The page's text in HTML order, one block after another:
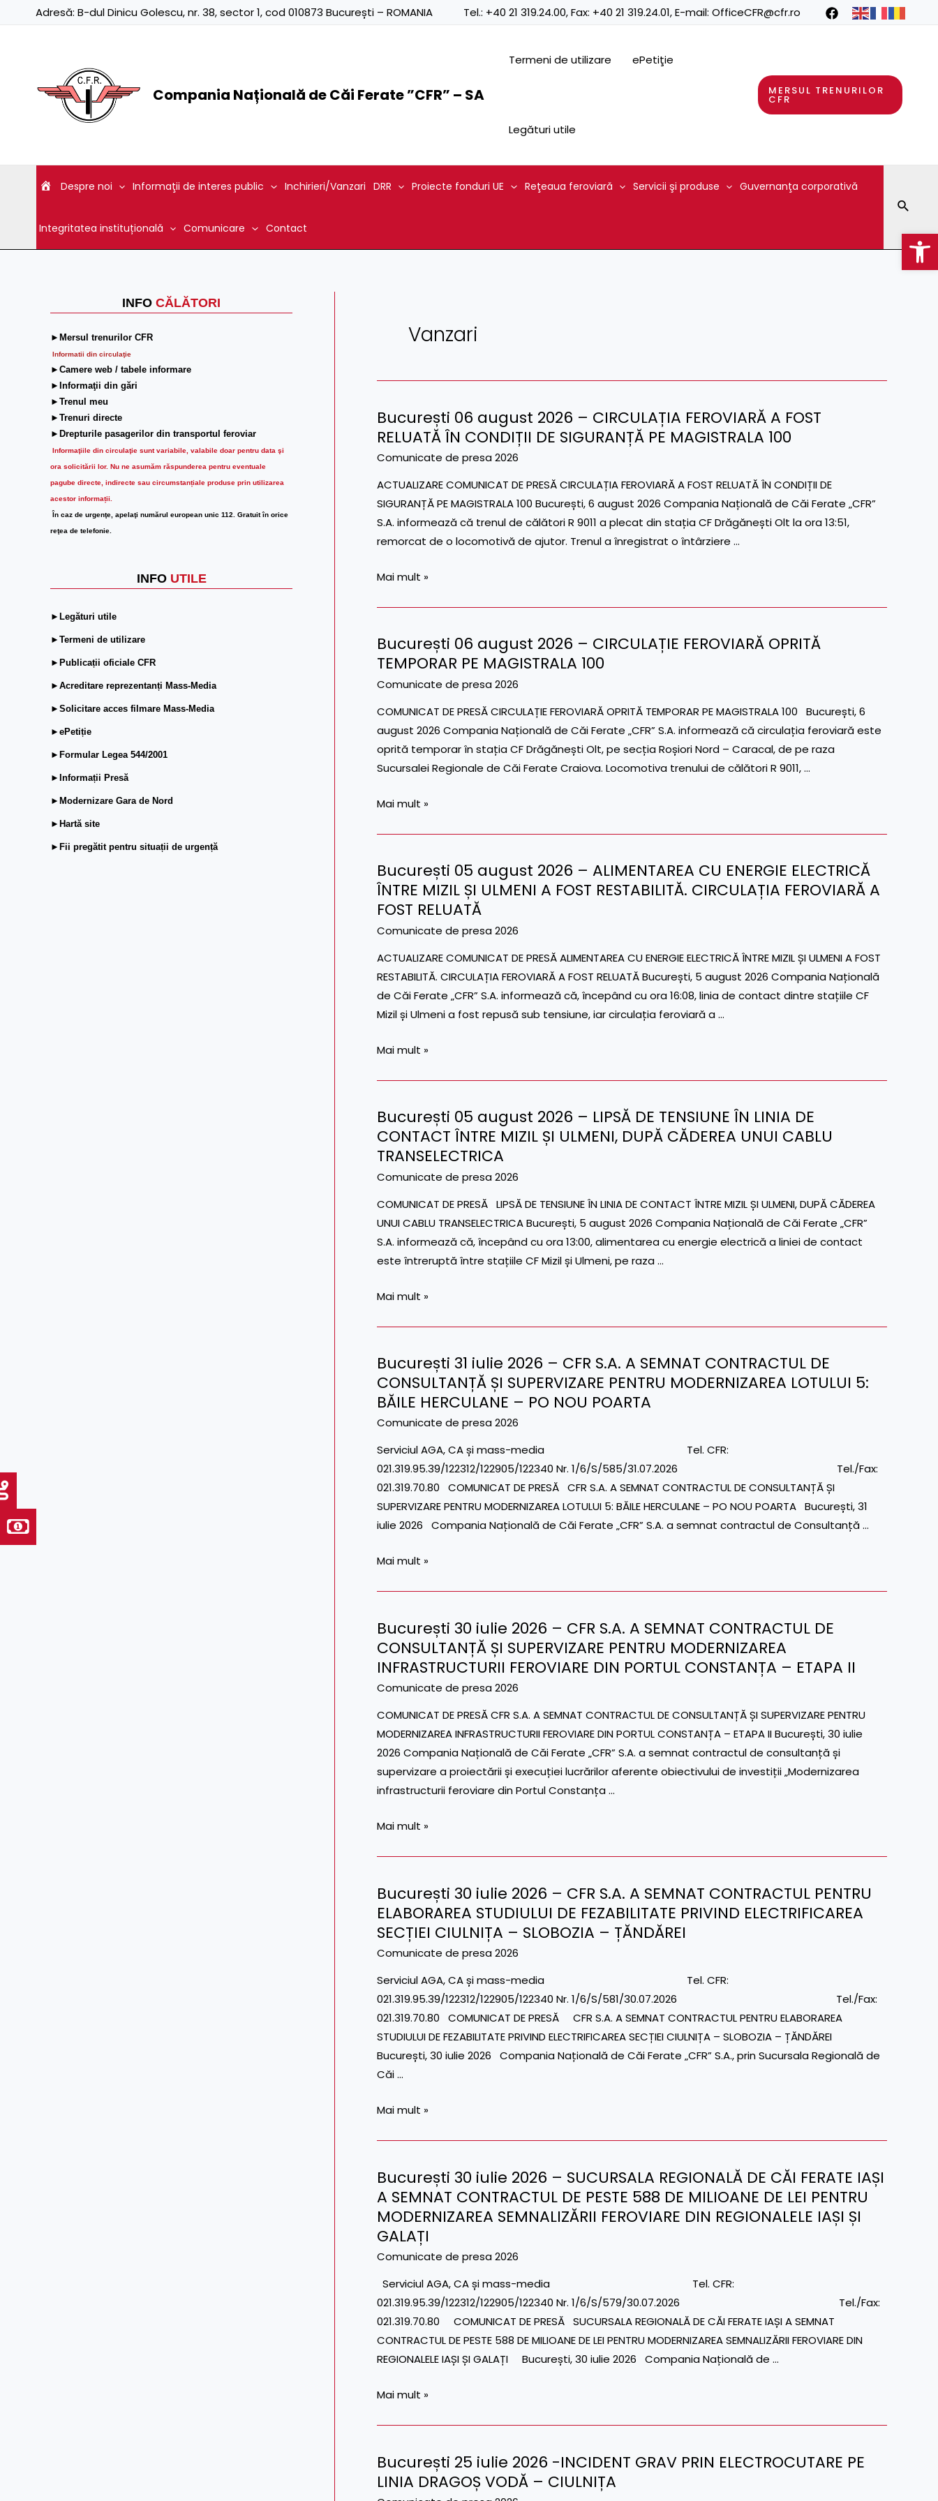
Adresă: B-dul Dinicu Golescu, nr. 38, sector 1, cod 010873 București – ROMANIA Tel.: +40 21 319.24.00, Fax: +40 21 319.24.01, E-mail: OfficeCFR@cfr.ro
Compania Națională de Căi Ferate ”CFR” – SA
Termeni de utilizare ePetiţie
Legături utile
MERSUL TRENURILOR
CFR
Despre noi Informaţii de interes public Inchirieri/Vanzari DRR Proiecte fonduri UE Reţeaua feroviară Servicii şi produse Guvernanţa corporativă
Integritatea instituțională Comunicare Contact
INFO CĂLĂTORI
►Mersul trenurilor CFR
Informatii din circulaţie
►Camere web / tabele informare
►Informaţii din gări
►Trenul meu
►Trenuri directe
►Drepturile pasagerilor din transportul feroviar
Informaţiile din circulaţie sunt variabile, valabile doar pentru data şi
ora solicitării lor. Nu ne asumăm răspunderea pentru eventuale
pagube directe, indirecte sau circumstanțiale produse prin utilizarea
acestor informații.
În caz de urgenţe, apelaţi numărul european unic 112. Gratuit în orice
reţea de telefonie.
INFO UTILE
►Legături utile
►Termeni de utilizare
►Publicații oficiale CFR
►Acreditare reprezentanți Mass-Media
►Solicitare acces filmare Mass-Media
►ePetiție
►Formular Legea 544/2001
►Informații Presă
►Modernizare Gara de Nord
►Hartă site
►Fii pregătit pentru situații de urgență
Vanzari
București 06 august 2026 – CIRCULAȚIA FEROVIARĂ A FOST
RELUATĂ ÎN CONDIȚII DE SIGURANȚĂ PE MAGISTRALA 100
Comunicate de presa 2026
ACTUALIZARE COMUNICAT DE PRESĂ CIRCULAȚIA FEROVIARĂ A FOST RELUATĂ ÎN CONDIȚII DE
SIGURANȚĂ PE MAGISTRALA 100 București, 6 august 2026 Compania Națională de Căi Ferate „CFR”
S.A. informează că trenul de călători R 9011 a plecat din stația CF Drăgănești Olt la ora 13:51,
remorcat de o locomotivă de ajutor. Trenul a înregistrat o întârziere …
București
06
august
–
CIRCULAȚIA
FEROVIARĂ
A
RELUATĂ
ÎN
DE
SIGURANȚĂ
PE
100
Mai mult »
București 06 august 2026 – CIRCULAȚIE FEROVIARĂ OPRITĂ
TEMPORAR PE MAGISTRALA 100
Comunicate de presa 2026
COMUNICAT DE PRESĂ CIRCULAȚIE FEROVIARĂ OPRITĂ TEMPORAR PE MAGISTRALA 100 București, 6
august 2026 Compania Națională de Căi Ferate „CFR” S.A. informează că circulația feroviară este
oprită temporar în stația CF Drăgănești Olt, pe secția Roșiori Nord – Caracal, de pe raza
Sucursalei Regionale de Căi Ferate Craiova. Locomotiva trenului de călători R 9011, …
București
06
august
–
CIRCULAȚIE
FEROVIARĂ
OPRITĂ
PE
MAGISTRALA
Mai mult »
București 05 august 2026 – ALIMENTAREA CU ENERGIE ELECTRICĂ
ÎNTRE MIZIL ȘI ULMENI A FOST RESTABILITĂ. CIRCULAȚIA FEROVIARĂ A
FOST RELUATĂ
Comunicate de presa 2026
ACTUALIZARE COMUNICAT DE PRESĂ ALIMENTAREA CU ENERGIE ELECTRICĂ ÎNTRE MIZIL ȘI ULMENI A FOST
RESTABILITĂ. CIRCULAȚIA FEROVIARĂ A FOST RELUATĂ București, 5 august 2026 Compania Națională
de Căi Ferate „CFR” S.A. informează că, începând cu ora 16:08, linia de contact dintre stațiile CF
Mizil și Ulmeni a fost repusă sub tensiune, iar circulația feroviară a …
București
05
august
2026
ALIMENTAREA
CU
ENERGIE
ELECTRICĂ
MIZIL
ȘI
A
FOST
RESTABILITĂ.
CIRCULAȚIA
A
FOST
RELUATĂ
Mai mult »
București 05 august 2026 – LIPSĂ DE TENSIUNE ÎN LINIA DE
CONTACT ÎNTRE MIZIL ȘI ULMENI, DUPĂ CĂDEREA UNUI CABLU
TRANSELECTRICA
Comunicate de presa 2026
COMUNICAT DE PRESĂ LIPSĂ DE TENSIUNE ÎN LINIA DE CONTACT ÎNTRE MIZIL ȘI ULMENI, DUPĂ CĂDEREA
UNUI CABLU TRANSELECTRICA București, 5 august 2026 Compania Națională de Căi Ferate „CFR”
S.A. informează că, începând cu ora 13:00, alimentarea cu energie electrică a liniei de contact
este întreruptă între stațiile CF Mizil și Ulmeni, pe raza …
București
05
august
2026
LIPSĂ
DE
TENSIUNE
ÎN
DE
MIZIL
ȘI
ULMENI,
DUPĂ
UNUI
CABLU
TRANSELECTRICA
Mai mult »
București 31 iulie 2026 – CFR S.A. A SEMNAT CONTRACTUL DE
CONSULTANȚĂ ȘI SUPERVIZARE PENTRU MODERNIZAREA LOTULUI 5:
BĂILE HERCULANE – PO NOU POARTA
Comunicate de presa 2026
Serviciul AGA, CA și mass-media Tel. CFR:
021.319.95.39/122312/122905/122340 Nr. 1/6/S/585/31.07.2026 Tel./Fax:
021.319.70.80 COMUNICAT DE PRESĂ CFR S.A. A SEMNAT CONTRACTUL DE CONSULTANȚĂ ȘI
SUPERVIZARE PENTRU MODERNIZAREA LOTULUI 5: BĂILE HERCULANE – PO NOU POARTA București, 31
iulie 2026 Compania Națională de Căi Ferate „CFR” S.A. a semnat contractul de Consultanță …
București
31
iulie
2026
CFR
S.A.
A
SEMNAT
CONTRACTUL
CONSULTANȚĂ
ȘI
PENTRU
MODERNIZAREA
LOTULUI
5:
HERCULANE
–
PO
NOU
POARTA
Mai mult »
București 30 iulie 2026 – CFR S.A. A SEMNAT CONTRACTUL DE
CONSULTANȚĂ ȘI SUPERVIZARE PENTRU MODERNIZAREA
INFRASTRUCTURII FEROVIARE DIN PORTUL CONSTANȚA – ETAPA II
Comunicate de presa 2026
COMUNICAT DE PRESĂ CFR S.A. A SEMNAT CONTRACTUL DE CONSULTANȚĂ ȘI SUPERVIZARE PENTRU
MODERNIZAREA INFRASTRUCTURII FEROVIARE DIN PORTUL CONSTANȚA – ETAPA II București, 30 iulie
2026 Compania Națională de Căi Ferate „CFR” S.A. a semnat contractul de consultanță și
supervizare a proiectării și execuției lucrărilor aferente obiectivului de investiții „Modernizarea
infrastructurii feroviare din Portul Constanța …
București
30
iulie
2026
CFR
S.A.
A
SEMNAT
CONTRACTUL
CONSULTANȚĂ
ȘI
PENTRU
MODERNIZAREA
INFRASTRUCTURII
FEROVIARE
PORTUL
CONSTANȚA
–
ETAPA
II
Mai mult »
București 30 iulie 2026 – CFR S.A. A SEMNAT CONTRACTUL PENTRU
ELABORAREA STUDIULUI DE FEZABILITATE PRIVIND ELECTRIFICAREA
SECȚIEI CIULNIȚA – SLOBOZIA – ȚĂNDĂREI
Comunicate de presa 2026
Serviciul AGA, CA și mass-media Tel. CFR:
021.319.95.39/122312/122905/122340 Nr. 1/6/S/581/30.07.2026 Tel./Fax:
021.319.70.80 COMUNICAT DE PRESĂ CFR S.A. A SEMNAT CONTRACTUL PENTRU ELABORAREA
STUDIULUI DE FEZABILITATE PRIVIND ELECTRIFICAREA SECȚIEI CIULNIȚA – SLOBOZIA – ȚĂNDĂREI
București, 30 iulie 2026 Compania Națională de Căi Ferate „CFR” S.A., prin Sucursala Regională de
Căi …
București
30
iulie
2026
CFR
S.A.
A
SEMNAT
CONTRACTUL
PENTRU
STUDIULUI
DE
PRIVIND
ELECTRIFICAREA
SECȚIEI
CIULNIȚA
–
–
ȚĂNDĂREI
Mai mult »
București 30 iulie 2026 – SUCURSALA REGIONALĂ DE CĂI FERATE IAȘI
A SEMNAT CONTRACTUL DE PESTE 588 DE MILIOANE DE LEI PENTRU
MODERNIZAREA SEMNALIZĂRII FEROVIARE DIN REGIONALELE IAȘI ȘI
GALAȚI
Comunicate de presa 2026
Serviciul AGA, CA și mass-media Tel. CFR:
021.319.95.39/122312/122905/122340 Nr. 1/6/S/579/30.07.2026 Tel./Fax:
021.319.70.80 COMUNICAT DE PRESĂ SUCURSALA REGIONALĂ DE CĂI FERATE IAȘI A SEMNAT
CONTRACTUL DE PESTE 588 DE MILIOANE DE LEI PENTRU MODERNIZAREA SEMNALIZĂRII FEROVIARE DIN
REGIONALELE IAȘI ȘI GALAȚI București, 30 iulie 2026 Compania Națională de …
București
30
iulie
2026
–
REGIONALĂ
DE
CĂI
FERATE
IAȘI
SEMNAT
PESTE
588
DE
Mai mult »
București 25 iulie 2026 -INCIDENT GRAV PRIN ELECTROCUTARE PE
LINIA DRAGOȘ VODĂ – CIULNIȚA
București
25
Posts